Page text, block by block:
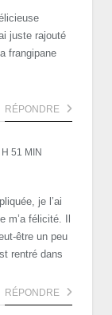
juste rajouté
frangipane
RÉPONDRE
51 MIN
je l’ai
m’a félicité. Il
être un peu
rentré dans
RÉPONDRE